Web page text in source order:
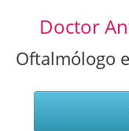
Doctor
Oftalmólogo